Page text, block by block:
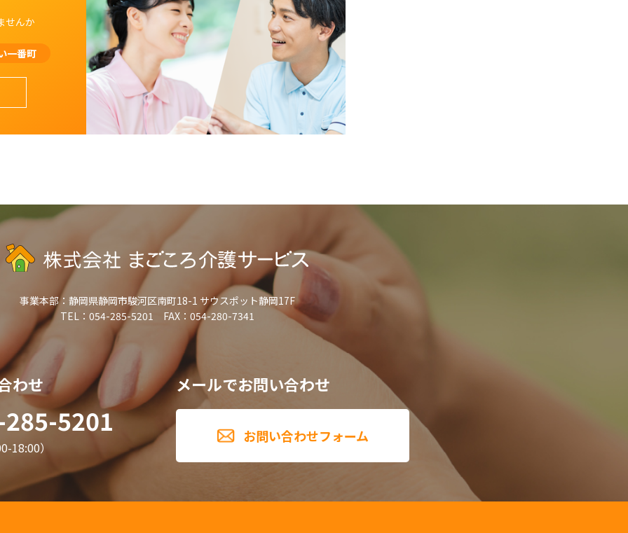
せんか
一番町
事業本部： 静岡県静岡市駿河区南町18-1 サウスポット静岡17F
TEL：054-285-5201 FAX：054-280-7341
わせ
5201
18:00）
メールでお問い合わせ
お問い合わせフォーム